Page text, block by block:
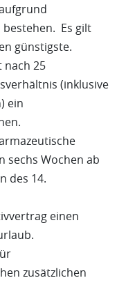
Es gilt
günstigste.
nach 25
(inklusive
ein
sechs Wochen ab
des 14.
einen
zusätzlichen